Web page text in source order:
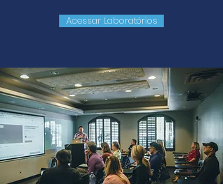
Acessar Laboratórios